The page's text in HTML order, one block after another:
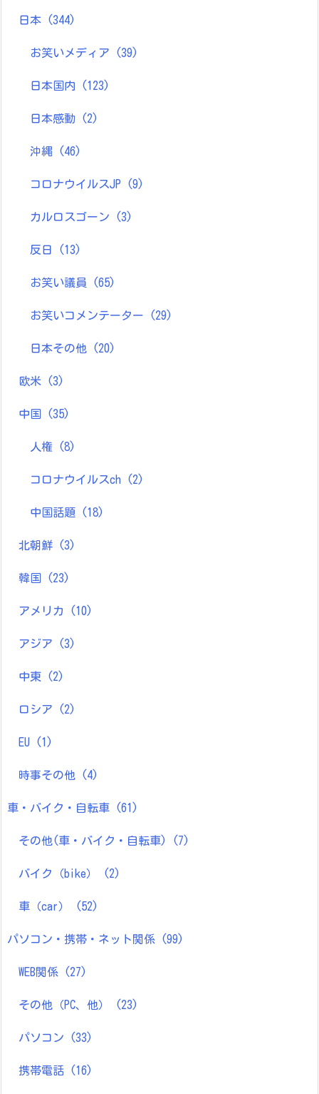
日本 (344)
お笑いメディア (39)
日本国内 (123)
日本感動 (2)
沖縄 (46)
コロナウイルスJP (9)
カルロスゴーン (3)
反日 (13)
お笑い議員 (65)
お笑いコメンテーター (29)
日本その他 (20)
欧米 (3)
中国 (35)
人権 (8)
コロナウイルスch (2)
中国話題 (18)
北朝鮮 (3)
韓国 (23)
アメリカ (10)
アジア (3)
中東 (2)
ロシア (2)
EU (1)
時事その他 (4)
車・バイク・自転車 (61)
その他(車・バイク・自転車) (7)
バイク（bike） (2)
車（car） (52)
パソコン・携帯・ネット関係 (99)
WEB関係 (27)
その他（PC、他） (23)
パソコン (33)
携帯電話 (16)